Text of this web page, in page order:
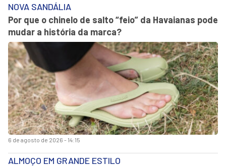
6 de agosto de 2026 - 14:15
NOVA SANDÁLIA
Por que o chinelo de salto “feio” da Havaianas pode
mudar a história da marca?
ALMOÇO EM GRANDE ESTILO